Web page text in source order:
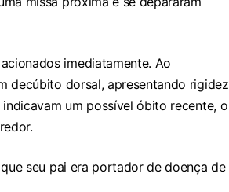
imediatamente. Ao
decúbito dorsal, apresentando rigidez
um possível óbito recente, o
seu pai era portador de doença de